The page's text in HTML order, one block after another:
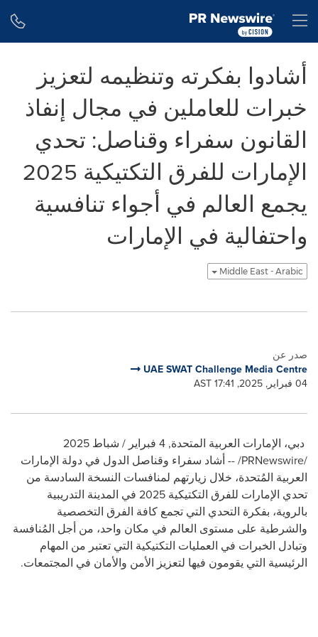
أشادوا بفكرته وتنظيمه لتعزيز
خبرات للعاملين في مجال إنفاذ
القانون سفراء وقناصل: تحدي
الإمارات للفرق التكتيكية 2025
يجمع العالم في أجواء تنافسية
واحتفالية في الإمارات
Middle East - Arabic
صدر عن
UAE SWAT Challenge Media Centre
04 فبراير, 2025, 17:41 AST
دبي، الإمارات العربية المتحدة, 4 فبراير / شباط 2025
/PRNewswire/ -- أشاد سفراء وقناصل الدول في دولة الإمارات
العربية المُتحدة، خلال زيارتهم لمنافسات النسخة السادسة من
تحدي الإمارات للفرق التكتيكية 2025 في المدينة التدريبية
بالروية، بفكرة التحدي التي تجمع كافة الفرق التخصصية
والشرطية على مستوى العالم في مكان واحد، من أجل المُنافسة
وتبادل الخبرات في العمليات التكتيكية التي تعتبر من المهام
الرئيسية التي يقومون فيها لتعزيز الأمن والأمان في المجتمعات.